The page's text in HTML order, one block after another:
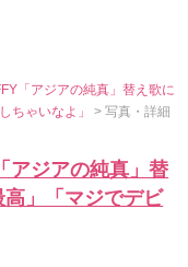
「アジアの純真」替え歌に
ちゃいなよ」> 写真・詳細
アジアの純真」替
」「マジでデビ